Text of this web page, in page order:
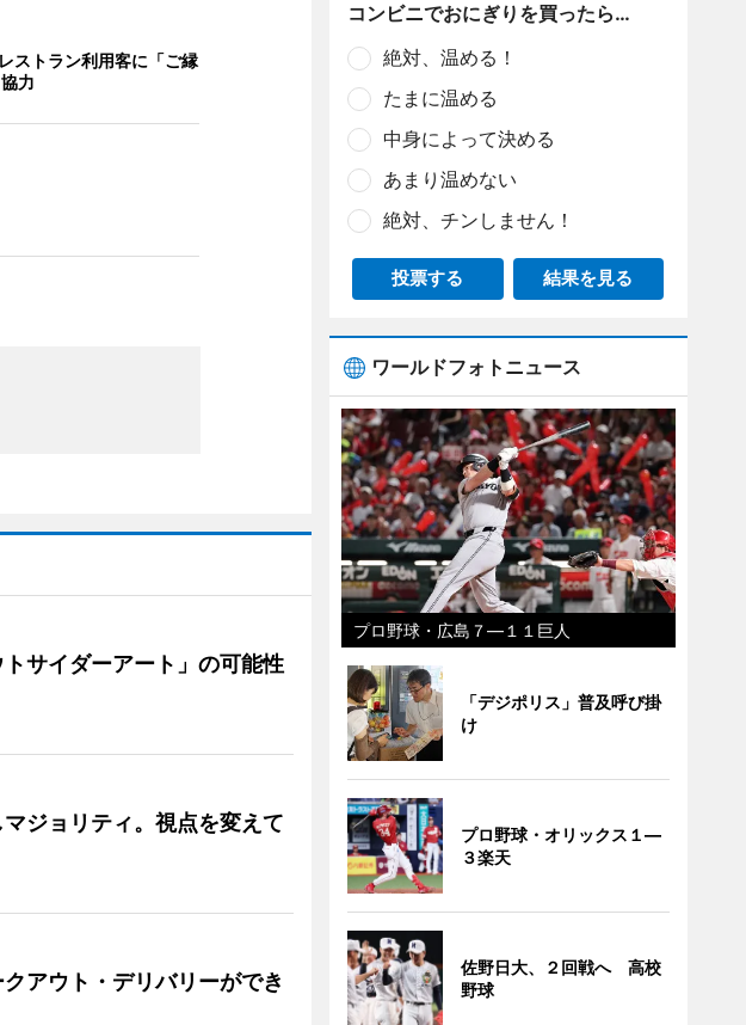
ストラン利用客に「ご縁
力
サイダーアート」の可能性
ジョリティ。視点を変えて
クアウト・デリバリーができ
コンビニでおにぎりを買ったら…
絶対、温める！
たまに温める
中身によって決める
あまり温めない
絶対、チンしません！
投票する 結果を見る
ワールドフォトニュース
プロ野球・広島７―１１巨人
「デジポリス」普及呼び掛
け
プロ野球・オリックス１―
３楽天
佐野日大、２回戦へ 高校
野球